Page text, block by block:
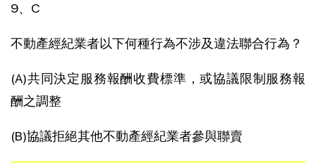
9、C
不動產經紀業者以下何種行為不涉及違法聯合行為？
(A)共同決定服務報酬收費標準，或協議限制服務報
酬之調整
(B)協議拒絕其他不動產經紀業者參與聯賣